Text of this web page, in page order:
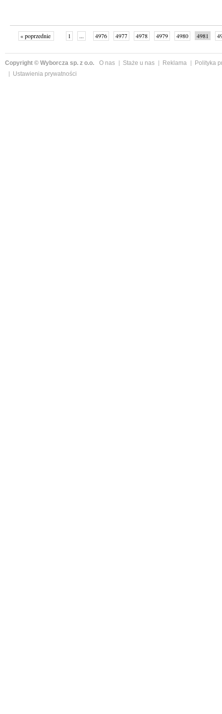
« poprzednie 1 ... 4976 4977 4978 4979 4980 4981
Copyright © Wyborcza sp. z o.o. O nas Staże u nas Reklama
Polityka
Ustawienia prywatności